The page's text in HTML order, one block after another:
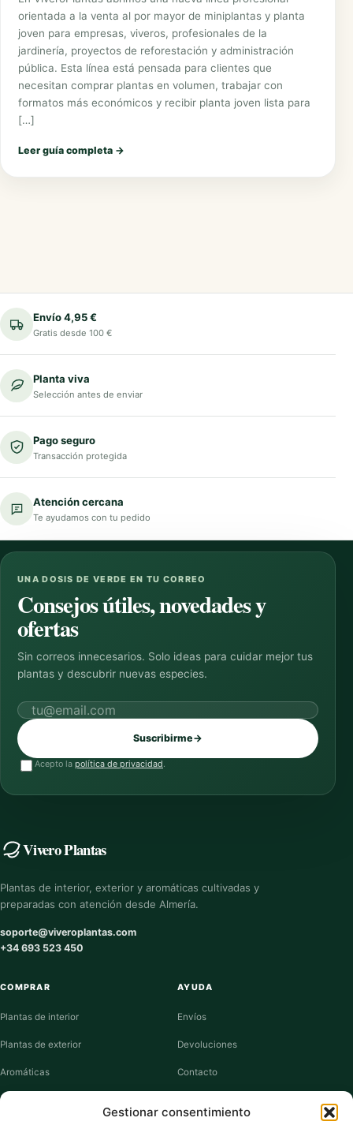
Gestionar consentimiento
orientada a la venta al por mayor de miniplantas y planta
joven para empresas, viveros, profesionales de la
jardinería, proyectos de reforestación y administración
pública. Esta línea está pensada para clientes que
necesitan comprar plantas en volumen, trabajar con
formatos más económicos y recibir planta joven lista para
[…]
Leer guía completa →
Envío 4,95 €
Gratis desde 100 €
Planta viva
Selección antes de enviar
Pago seguro
Transacción protegida
Atención cercana
Te ayudamos con tu pedido
UNA DOSIS DE VERDE EN TU CORREO
Consejos útiles, novedades y
ofertas
Sin correos innecesarios. Solo ideas para cuidar mejor tus
plantas y descubrir nuevas especies.
Correo electrónico
Suscribirme→
Acepto la política de privacidad.
Vivero Plantas
Plantas de interior, exterior y aromáticas cultivadas y
preparadas con atención desde Almería.
soporte@viveroplantas.com
+34 693 523 450
COMPRAR
Plantas de interior
Plantas de exterior
Aromáticas
Suculentas
AYUDA
Envíos
Devoluciones
Contacto